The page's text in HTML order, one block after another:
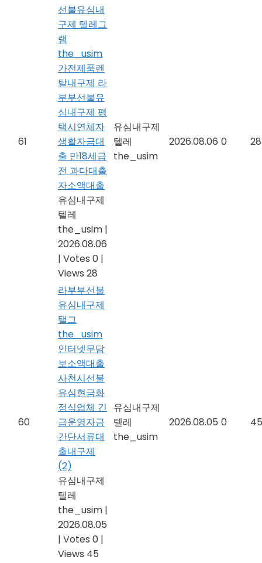
61
선불유심내
구제 텔레그
램
the_usim
가전제품렌
탈내구제 라
부부선불유
심내구제 평
택시연체자
생활자금대
출 만18세급
전 과다대출
자소액대출
유심내구제
텔레
the_usim |
2026.08.06
| Votes 0 |
Views 28
유심내구제
텔레
the_usim
2026.08.06 0 28
60
라부부선불
유심내구제
탤그
the_usim
인터넷무담
보소액대출
사천시선불
유심현금화
정식업체 긴
급운영자금
간단서류대
출내구제
(2)
유심내구제
텔레
the_usim |
2026.08.05
| Votes 0 |
Views 45
유심내구제
텔레
the_usim
2026.08.05 0 45